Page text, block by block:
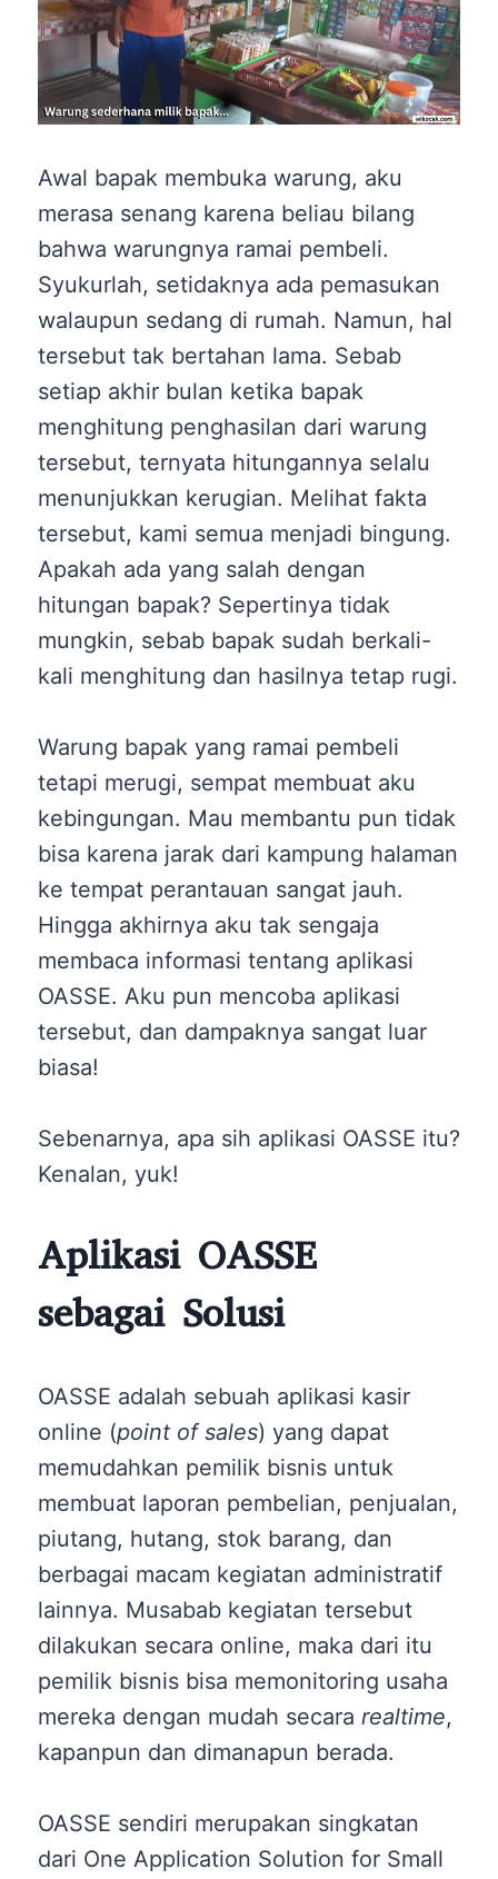
Awal bapak membuka warung, aku
merasa senang karena beliau bilang
bahwa warungnya ramai pembeli.
Syukurlah, setidaknya ada pemasukan
walaupun sedang di rumah. Namun, hal
tersebut tak bertahan lama. Sebab
setiap akhir bulan ketika bapak
menghitung penghasilan dari warung
tersebut, ternyata hitungannya selalu
menunjukkan kerugian. Melihat fakta
tersebut, kami semua menjadi bingung.
Apakah ada yang salah dengan
hitungan bapak? Sepertinya tidak
mungkin, sebab bapak sudah berkali-
kali menghitung dan hasilnya tetap rugi.
Warung bapak yang ramai pembeli
tetapi merugi, sempat membuat aku
kebingungan. Mau membantu pun tidak
bisa karena jarak dari kampung halaman
ke tempat perantauan sangat jauh.
Hingga akhirnya aku tak sengaja
membaca informasi tentang aplikasi
OASSE. Aku pun mencoba aplikasi
tersebut, dan dampaknya sangat luar
biasa!
Sebenarnya, apa sih aplikasi OASSE itu?
Kenalan, yuk!
Aplikasi OASSE
sebagai Solusi
OASSE adalah sebuah aplikasi kasir
online (point of sales) yang dapat
memudahkan pemilik bisnis untuk
membuat laporan pembelian, penjualan,
piutang, hutang, stok barang, dan
berbagai macam kegiatan administratif
lainnya. Musabab kegiatan tersebut
dilakukan secara online, maka dari itu
pemilik bisnis bisa memonitoring usaha
mereka dengan mudah secara realtime,
kapanpun dan dimanapun berada.
OASSE sendiri merupakan singkatan
dari One Application Solution for Small